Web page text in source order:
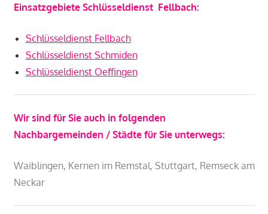
Einsatzgebiete Schlüsseldienst Fellbach:
Schlüsseldienst Fellbach
Schlüsseldienst Schmiden
Schlüsseldienst Oeffingen
Wir sind für Sie auch in folgenden
Nachbargemeinden / Städte für Sie unterwegs:
Waiblingen, Kernen im Remstal, Stuttgart, Remseck am
Neckar